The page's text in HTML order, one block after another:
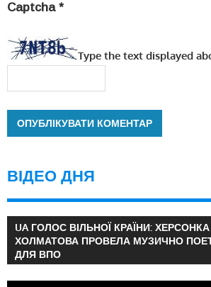
Captcha *
Type the text displayed
ВІДЕО ДНЯ
UA ГОЛОС ВІЛЬНОЇ КРАЇНИ:
ХОЛМАТОВА ПРОВЕЛА МУЗИЧНО
ДЛЯ ВПО